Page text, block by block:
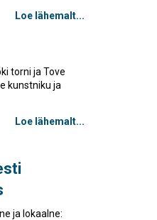
Loe lähemalt...
torni ja Tove
kunstniku ja
Loe lähemalt...
ja lokaalne: